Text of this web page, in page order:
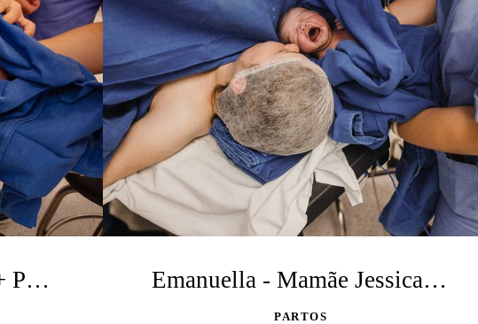
Cecilia - Mamãe Evelin + Papai Elielton Emanuella - Mamãe Jessica e Papai Fábio
PARTOS